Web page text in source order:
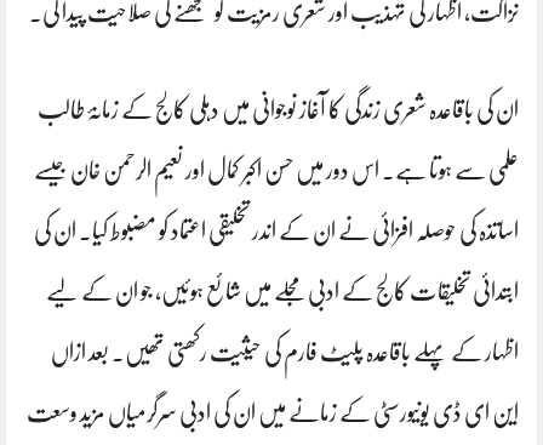
نزاکت، اظہار کی تہذیب اور شعری رمزیت کو سمجھنے کی صلاحیت پیدا کی۔
ان کی باقاعدہ شعری زندگی کا آغاز نوجوانی میں دہلی کالج کے زمانۂ طالب
علمی سے ہوتا ہے۔ اس دور میں حسن اکبر کمال اور نعیم الرحمن خان جیسے
اساتذہ کی حوصلہ افزائی نے ان کے اندر تخلیقی اعتماد کو مضبوط کیا۔ ان کی
ابتدائی تخلیقات کالج کے ادبی مجلے میں شائع ہوئیں، جو ان کے لیے
اظہار کے پہلے باقاعدہ پلیٹ فارم کی حیثیت رکھتی تھیں۔ بعد ازاں
این ای ڈی یونیورسٹی کے زمانے میں ان کی ادبی سرگرمیاں مزید وسعت